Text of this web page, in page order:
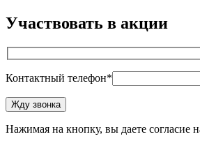
Участвовать в акции
Контактный телефон*
Оставьте это поле пустым.
Жду звонка
Нажимая на кнопку, вы даете согласие